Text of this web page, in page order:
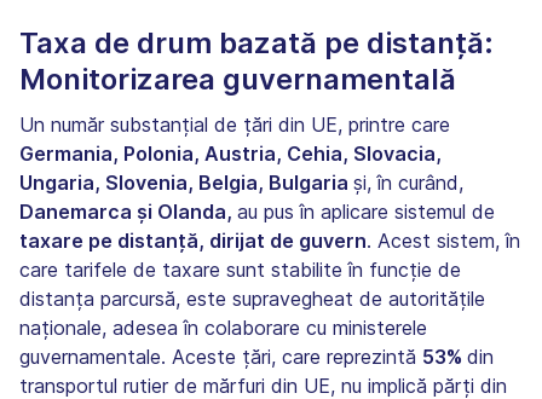
Taxa de drum bazată pe distanță:
Monitorizarea guvernamentală
Un număr substanțial de țări din UE, printre care
Germania, Polonia, Austria, Cehia, Slovacia,
Ungaria, Slovenia, Belgia, Bulgaria și, în curând,
Danemarca și Olanda, au pus în aplicare sistemul de
taxare pe distanță, dirijat de guvern. Acest sistem, în
care tarifele de taxare sunt stabilite în funcție de
distanța parcursă, este supravegheat de autoritățile
naționale, adesea în colaborare cu ministerele
guvernamentale. Aceste țări, care reprezintă 53% din
transportul rutier de mărfuri din UE, nu implică părți din